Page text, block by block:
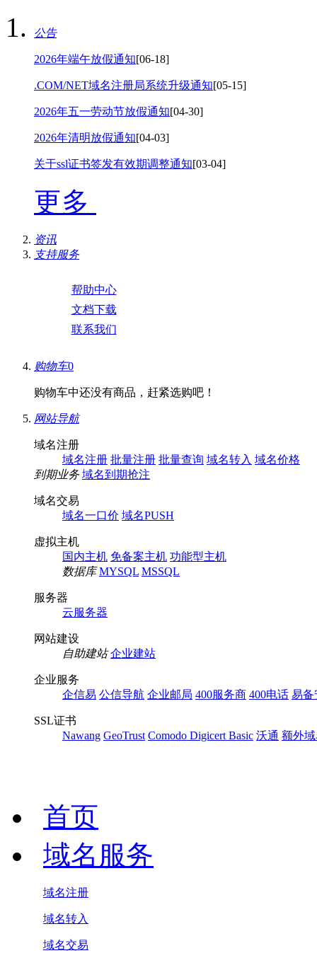
公告
2026年端午放假通知[06-18]
.COM/NET域名注册局系统升级通知[05-15]
2026年五一劳动节放假通知[04-30]
2026年清明放假通知[04-03]
关于ssl证书签发有效期调整通知[03-04]
更多
资讯
支持服务
帮助中心
文档下载
联系我们
购物车0
购物车中还没有商品，赶紧选购吧！
网站导航
域名注册
域名注册 批量注册 批量查询 域名转入 域名价格
到期业务 域名到期抢注
域名交易
域名一口价 域名PUSH
虚拟主机
国内主机 免备案主机 功能型主机
数据库 MYSQL MSSQL
服务器
云服务器
网站建设
自助建站 企业建站
企业服务
企信易 公信导航 企业邮局 400服务商 400电话 易备
SSL证书
Nawang GeoTrust Comodo Digicert Basic 沃通 额外
首页
域名服务
域名注册
域名转入
域名交易